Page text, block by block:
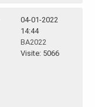
04-01-2022
14:44
BA2022
Visite: 5066